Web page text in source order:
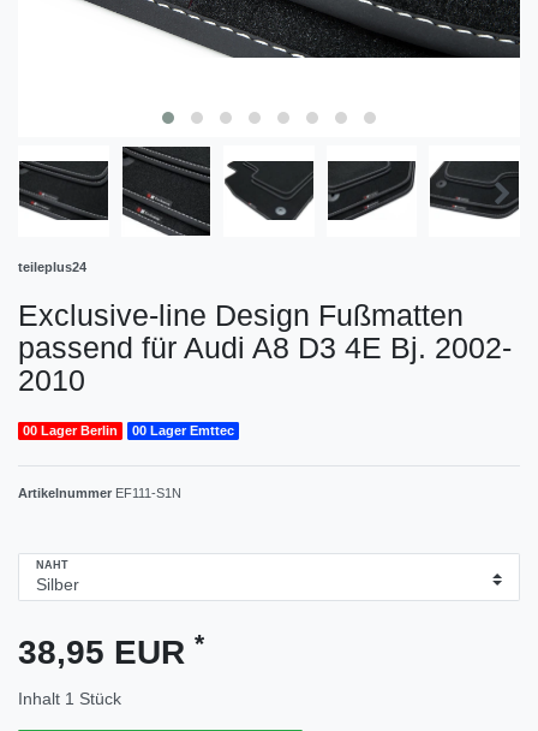
teileplus24
Exclusive-line Design Fußmatten
passend für Audi A8 D3 4E Bj. 2002-
2010
00 Lager Berlin 00 Lager Emttec
Artikelnummer EF111-S1N
NAHT
38,95 EUR *
Inhalt 1 Stück